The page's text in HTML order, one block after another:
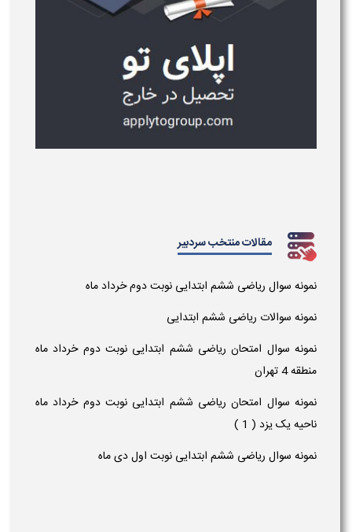
مقالات منتخب سردبیر
نمونه سوال ریاضی ششم ابتدایی نوبت دوم خرداد ماه
نمونه سوالات ریاضی ششم ابتدایی
نمونه سوال امتحان ریاضی ششم ابتدایی نوبت دوم خرداد ماه
منطقه 4 تهران
نمونه سوال امتحان ریاضی ششم ابتدایی نوبت دوم خرداد ماه
ناحیه یک یزد ( 1 )
نمونه سوال ریاضی ششم ابتدایی نوبت اول دی ماه